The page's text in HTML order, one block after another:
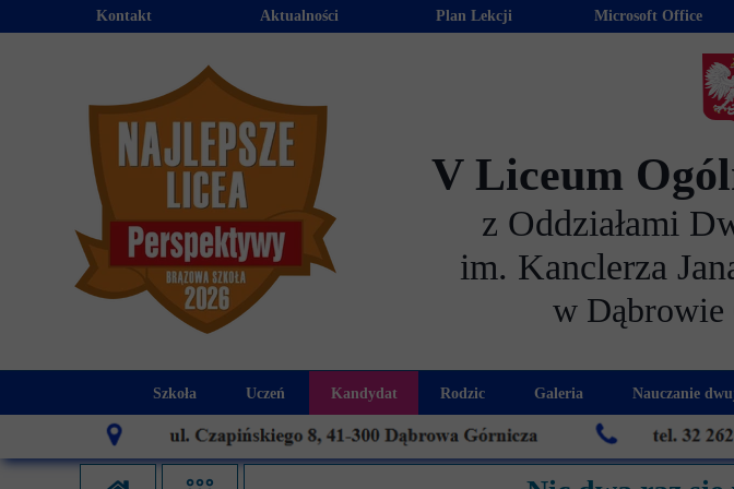
Rodzic
Harmonogram spotkań z rodzicami
Rada Rodziców
Galeria Nauczanie
Kadra
Szkoła
Historia szkoły
Patron szkoły
Uczeń
Kalendarz roku szkolnego
Kandydat
Aktualności dla kandydatów
Oferta edukacyjna
V Liceum
z Oddziałami
im. Kanclerza
w Dąbrowie
Microsoft Office
Plan Lekcji
Aktualności
Kontakt